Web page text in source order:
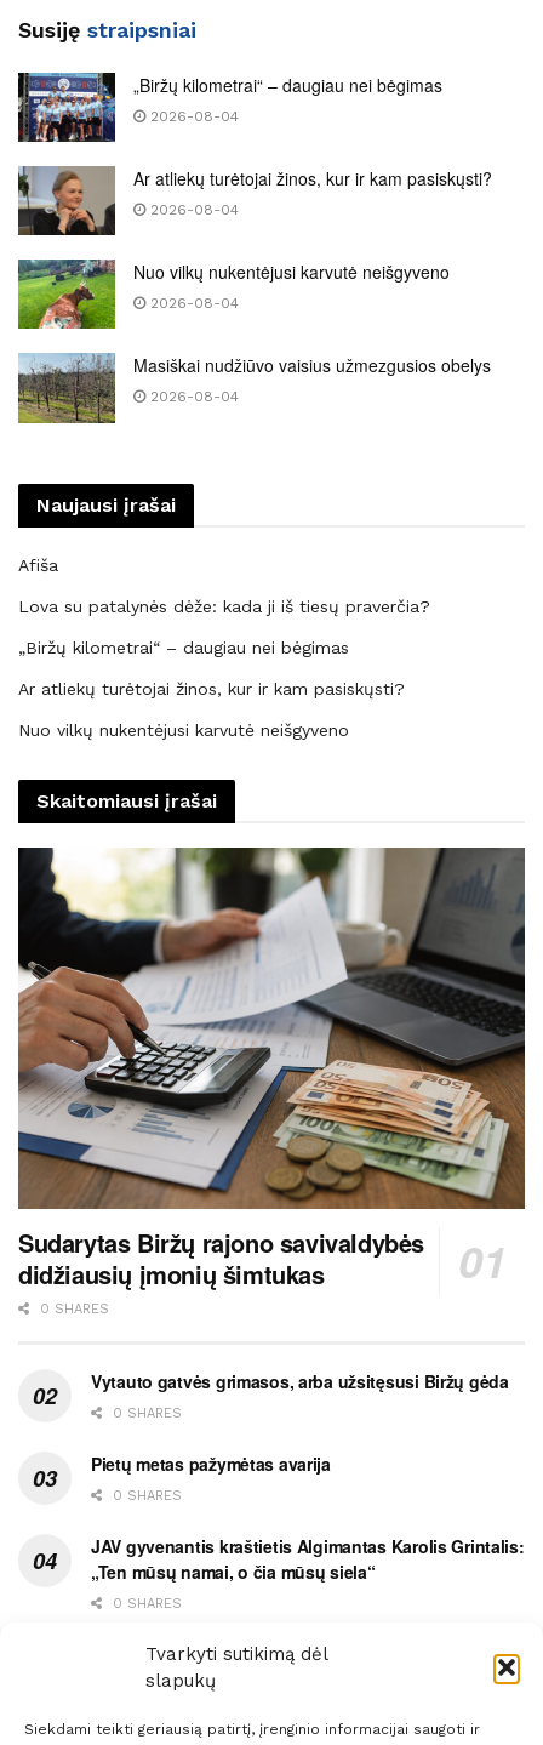
Tvarkyti sutikimą dėl
slapukų
Siekdami teikti geriausią patirtį, įrenginio informacijai saugoti ir
Susiję straipsniai
„Biržų kilometrai“ – daugiau nei bėgimas
2026-08-04
Ar atliekų turėtojai žinos, kur ir kam pasiskųsti?
2026-08-04
Nuo vilkų nukentėjusi karvutė neišgyveno
2026-08-04
Masiškai nudžiūvo vaisius užmezgusios obelys
2026-08-04
Naujausi įrašai
Afiša
Lova su patalynės dėže: kada ji iš tiesų praverčia?
„Biržų kilometrai“ – daugiau nei bėgimas
Ar atliekų turėtojai žinos, kur ir kam pasiskųsti?
Nuo vilkų nukentėjusi karvutė neišgyveno
Skaitomiausi įrašai
Sudarytas Biržų rajono savivaldybės
didžiausių įmonių šimtukas
0 SHARES
Vytauto gatvės grimasos, arba užsitęsusi Biržų gėda
0 SHARES
Pietų metas pažymėtas avarija
0 SHARES
JAV gyvenantis kraštietis Algimantas Karolis Grintalis:
„Ten mūsų namai, o čia mūsų siela“
0 SHARES
Ypatingas dviejų medikių likimo ryšys
0 SHARES